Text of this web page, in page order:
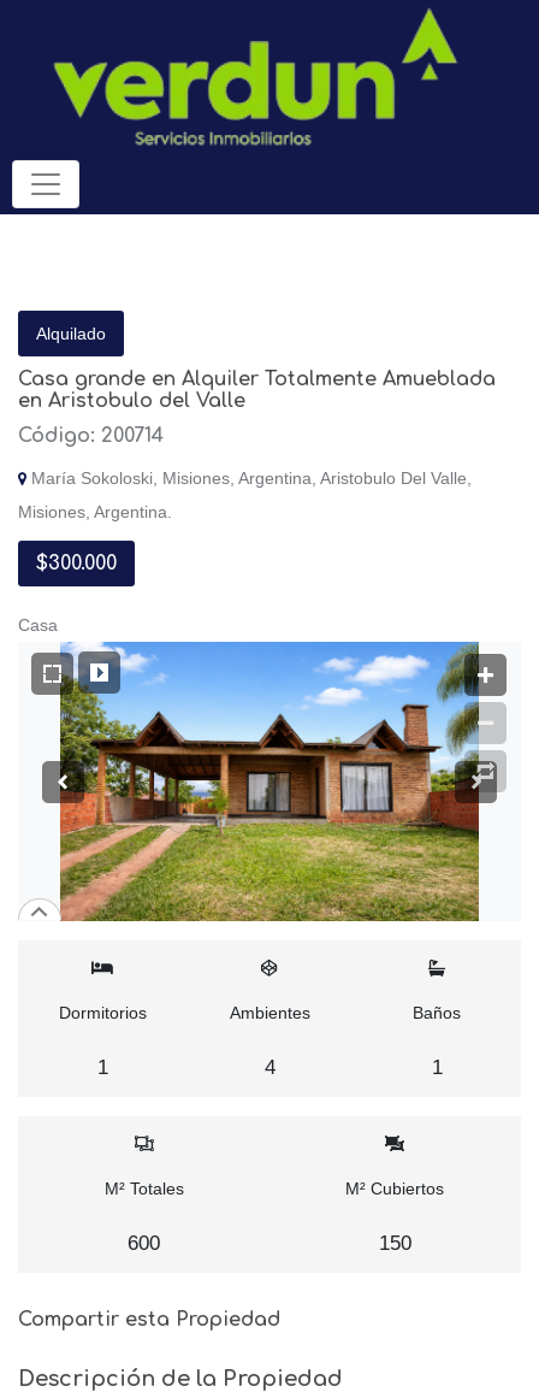
Alquilado
Casa grande en Alquiler Totalmente Amueblada
en Aristobulo del Valle
Código: 200714
María Sokoloski, Misiones, Argentina, Aristobulo Del Valle,
Misiones, Argentina.
$300.000
Casa
Dormitorios
1
Ambientes
4
Baños
1
M² Totales
600
M² Cubiertos
150
Compartir esta Propiedad
Descripción de la Propiedad